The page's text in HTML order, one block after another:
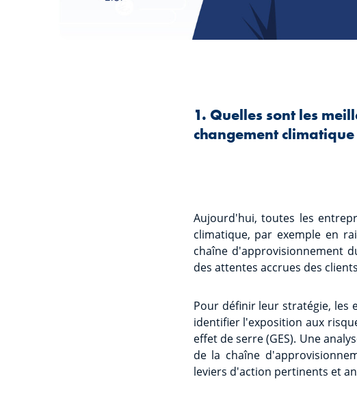
1. Quelles sont les
changement climatique
Aujourd'hui, toutes les
climatique, par exemple en
chaîne d'approvisionnement
des attentes accrues des
Pour définir leur stratégie, les
identifier l'exposition aux
effet de serre (GES). Une
de la chaîne
leviers d'action pertinents et